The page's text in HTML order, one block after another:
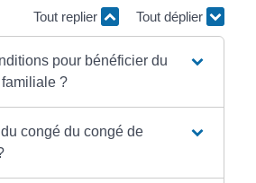
Tout replier Tout déplier
pour bénéficier du
?
congé du congé de